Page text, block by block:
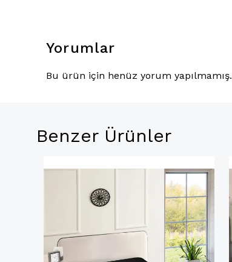
Yorumlar
Bu ürün için henüz yorum yapılmamış.
Benzer Ürünler